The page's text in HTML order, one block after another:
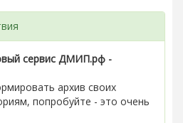
сервис ДМИП.рф -
архив своих
попробуйте - это очень